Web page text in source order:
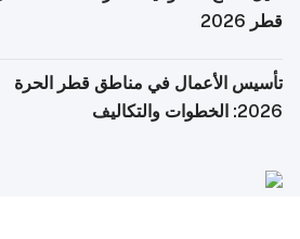
قطر 2026
تأسيس الأعمال في مناطق قطر الحرة
2026: الخطوات والتكاليف